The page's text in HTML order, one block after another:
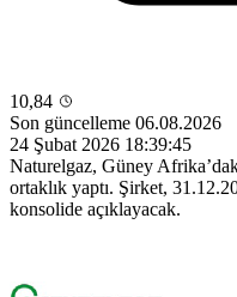
10,84
Son güncelleme 06.08.2026
24 Şubat 2026 18:39:45
Naturelgaz, Güney
ortaklık yaptı. Şirket,
konsolide açıklayacak.